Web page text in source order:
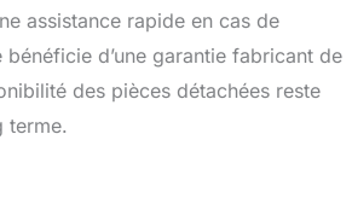
assistance rapide en cas de
d’une garantie fabricant de
des pièces détachées reste
terme.